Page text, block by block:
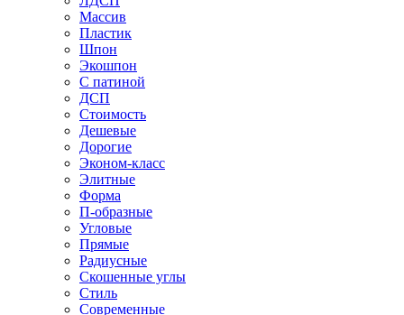
Массив
Пластик
Шпон
Экошпон
С патиной
ДСП
Стоимость
Дешевые
Дорогие
Эконом-класс
Элитные
Форма
П-образные
Угловые
Прямые
Радиусные
Скошенные углы
Стиль
Современные